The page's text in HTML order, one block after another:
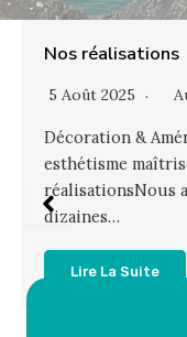
Salons & boat
5 Août 2025
Salons & Boat
chantiers et les
Lire La Suite